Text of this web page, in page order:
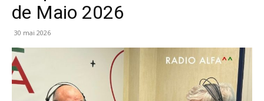
de Maio 2026
30 mai 2026